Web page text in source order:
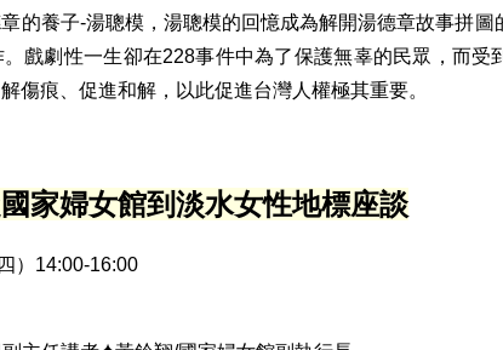
的養子-湯聰模，湯聰模的回憶成為解開湯德章故事拼
戲劇性一生卻在228事件中為了保護無辜的民眾，而
傷痕、促進和解，以此促進台灣人權極其重要。
家婦女館到淡水女性地標座談
）14:00-16:00